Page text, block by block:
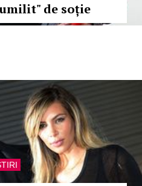
de soție